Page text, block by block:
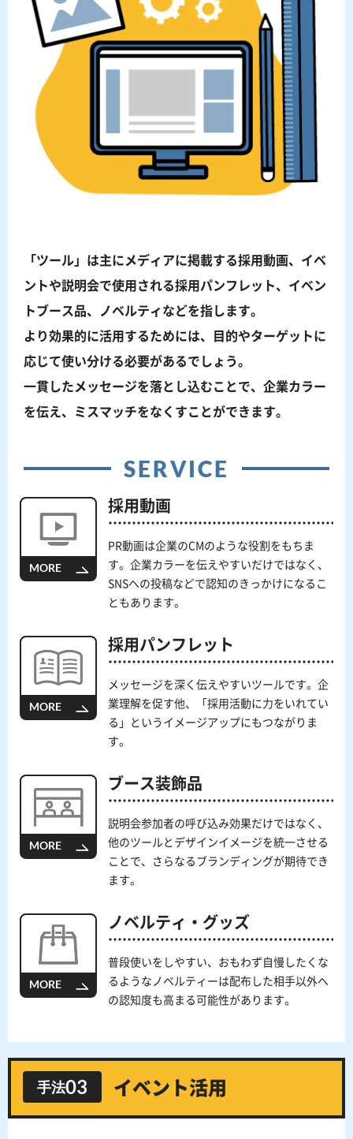
「ツール」は主にメディアに掲載する採用動画、イベ
ントや説明会で使用される採用パンフレット、イベン
トブース品、ノベルティなどを指します。
より効果的に活用するためには、目的やターゲットに
応じて使い分ける必要があるでしょう。
一貫したメッセージを落とし込むことで、企業カラー
を伝え、ミスマッチをなくすことができます。
SERVICE
MORE
採用動画
PR動画は企業のCMのような役割をもちま
す。企業カラーを伝えやすいだけではなく、
SNSへの投稿などで認知のきっかけになるこ
ともあります。
MORE
採用パンフレット
メッセージを深く伝えやすいツールです。企
業理解を促す他、「採用活動に力をいれてい
る」というイメージアップにもつながりま
す。
MORE
ブース装飾品
説明会参加者の呼び込み効果だけではなく、
他のツールとデザインイメージを統一させる
ことで、さらなるブランディングが期待でき
ます。
MORE
ノベルティ・グッズ
普段使いをしやすい、おもわず自慢したくな
るようなノベルティーは配布した相手以外へ
の認知度も高まる可能性があります。
手法03 イベント活用